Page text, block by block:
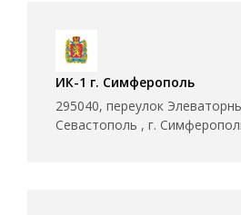
ИК-1 г. Симферополь
295040, переулок
Севастополь , г.